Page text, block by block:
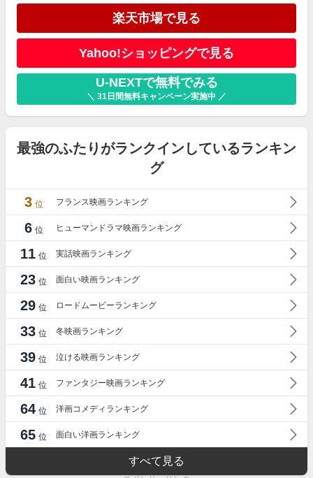
楽天市場で見る
Yahoo!ショッピングで見る
U-NEXTで無料でみる
＼ 31日間無料キャンペーン実施中 ／
最強のふたりがランクインしているランキン
グ
3 位 フランス映画ランキング
6 位 ヒューマンドラマ映画ランキング
11 位 実話映画ランキング
23 位 面白い映画ランキング
29 位 ロードムービーランキング
33 位 冬映画ランキング
39 位 泣ける映画ランキング
41 位 ファンタジー映画ランキング
64 位 洋画コメディランキング
65 位 面白い洋画ランキング
すべて見る